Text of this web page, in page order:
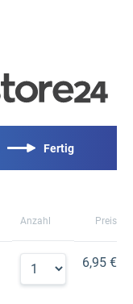
Fertig
Anzahl Preis
6,95 €